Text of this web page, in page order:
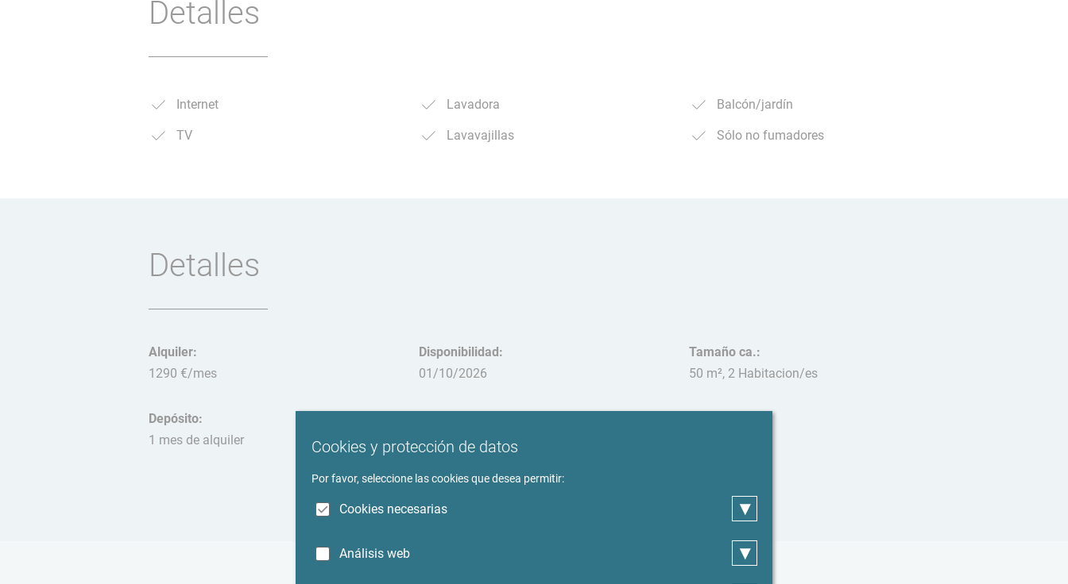
Detalles
Internet
TV
Lavadora
Lavavajillas
Balcón/jardín
Sólo no fumadores
Detalles
Alquiler:
1290 €/mes
Depósito:
1 mes de alquiler
Disponibilidad:
01/10/2026
3 - 12 Meses
Apto para:
1 Persona
Tamaño ca.:
50 m², 2 Habitacion/es
Cookies y protección de datos
Por favor, seleccione las cookies que desea permitir:
Cookies necesarias ▾
Análisis web ▾